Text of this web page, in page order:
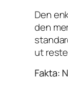
Den
den
ut
Fakta: